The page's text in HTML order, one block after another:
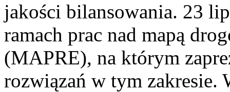
jakości bilansowania. 23
ramach prac nad mapą
(MAPRE), na którym
rozwiązań w tym zakresie.